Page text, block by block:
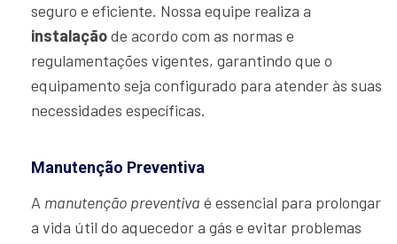
seguro e eficiente. Nossa equipe realiza a
instalaçãode acordo com as normas e
regulamentações vigentes, garantindo que o
equipamento seja configurado para atender às suas
necessidades específicas.
Manutenção Preventiva
A manutenção preventiva é essencial para prolongar
a vida útil do aquecedor a gás e evitar problemas